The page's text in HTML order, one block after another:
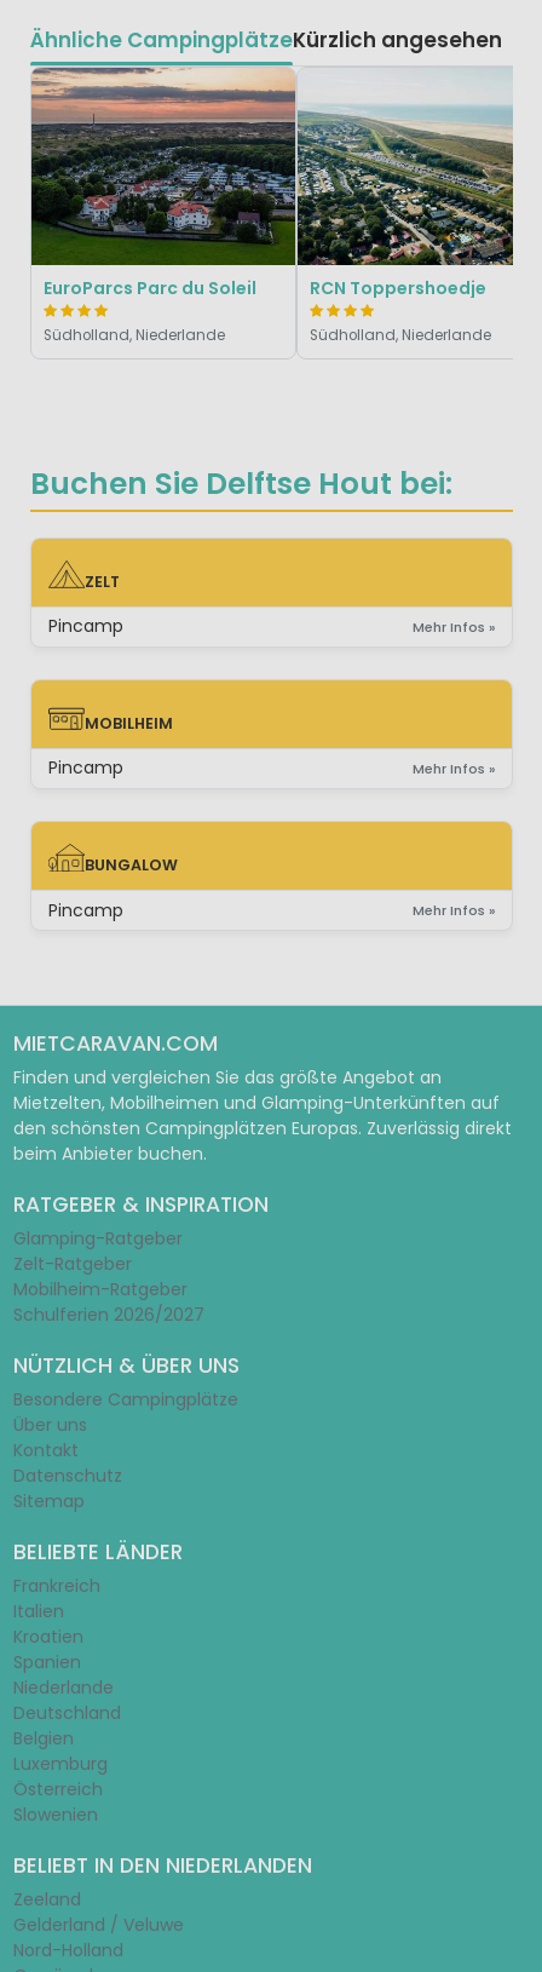
Buchen Sie Delftse Hout bei:
ZELT
ZELT
Pincamp Mehr Infos »
MOBILHEIM
MOBILHEIM
Pincamp Mehr Infos »
BUNGALOW
BUNGALOW
Pincamp Mehr Infos »
Ähnliche CampingplätzeKürzlich angesehen
EuroParcs Parc du Soleil
Südholland, Niederlande
RCN Toppershoedje
Südholland, Niederlande
MIETCARAVAN.COM
Finden und vergleichen Sie das größte Angebot an
Mietzelten, Mobilheimen und Glamping-Unterkünften auf
den schönsten Campingplätzen Europas. Zuverlässig direkt
beim Anbieter buchen.
RATGEBER & INSPIRATION
Glamping-Ratgeber
Zelt-Ratgeber
Mobilheim-Ratgeber
Schulferien 2026/2027
NÜTZLICH & ÜBER UNS
Besondere Campingplätze
Über uns
Kontakt
Datenschutz
Sitemap
BELIEBTE LÄNDER
Frankreich
Italien
Kroatien
Spanien
Niederlande
Deutschland
Belgien
Luxemburg
Österreich
Slowenien
BELIEBT IN DEN NIEDERLANDEN
Zeeland
Gelderland / Veluwe
Nord-Holland